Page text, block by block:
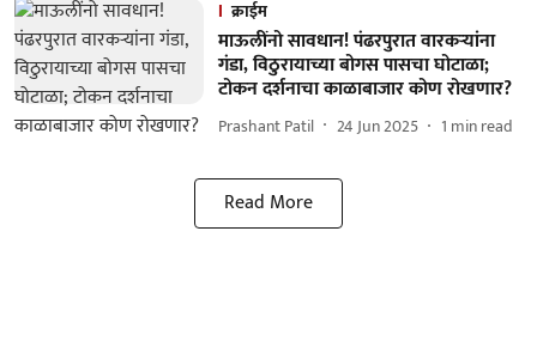
क्राईम
माऊलींनो सावधान! पंढरपुरात वारकऱ्यांना
गंडा, विठुरायाच्या बोगस पासचा घोटाळा;
टोकन दर्शनाचा काळाबाजार कोण रोखणार?
Prashant Patil 24 Jun 2025 1 min read
Read More